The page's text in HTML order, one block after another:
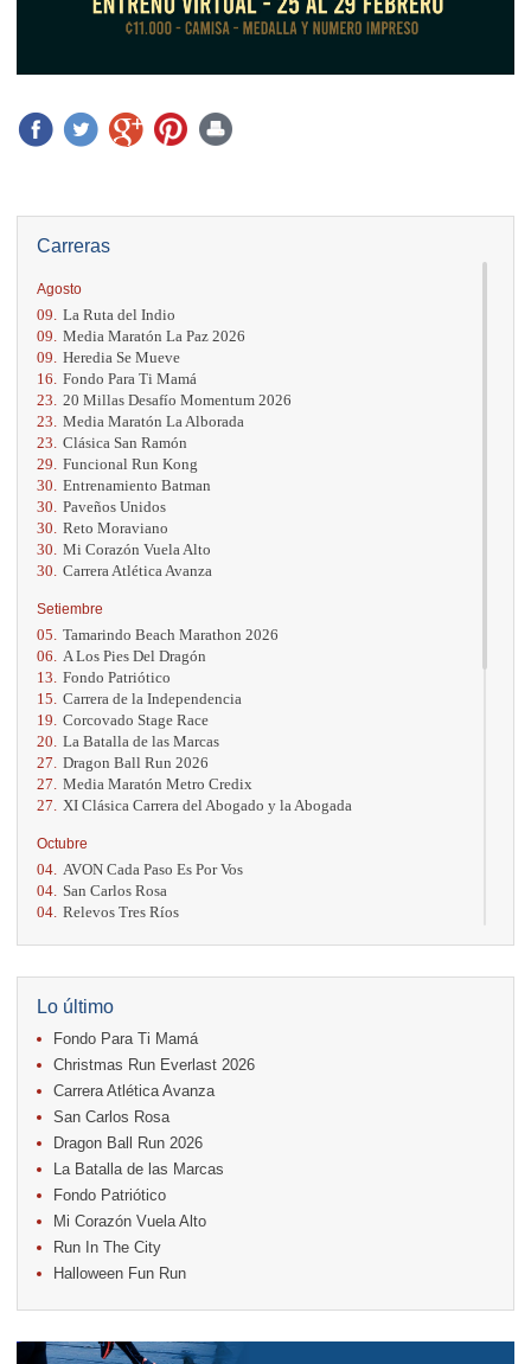
Carreras
Agosto
09. La Ruta del Indio
09. Media Maratón La Paz 2026
09. Heredia Se Mueve
16. Fondo Para Ti Mamá
23. 20 Millas Desafío Momentum 2026
23. Media Maratón La Alborada
23. Clásica San Ramón
29. Funcional Run Kong
30. Entrenamiento Batman
30. Paveños Unidos
30. Reto Moraviano
30. Mi Corazón Vuela Alto
30. Carrera Atlética Avanza
Setiembre
05. Tamarindo Beach Marathon 2026
06.
A Los Pies Del Dragón
13. Fondo Patriótico
15. Carrera de la Independencia
19. Corcovado Stage Race
20. La Batalla de las Marcas
27. Dragon Ball Run 2026
27. Media Maratón Metro Credix
27.
XI Clásica Carrera del Abogado y la Abogada
Octubre
04. AVON Cada Paso Es Por Vos
04. San Carlos Rosa
04. Relevos Tres Ríos
17. Caribe Paradise Run
18.
Casa Turire Trail Run
18. Warriors Run Circuit
18. Samsung Jacó Beach Half Marathon 2026
25. KRun by Under Armour
25. Run Alajuela
Noviembre
08. Lindora Run
15. Entre Pan y Rosas
Diciembre
06. Trail Vulcania 2026
12. Media Maratón Puntarenas 2026
Lo último
Fondo Para Ti Mamá
Christmas Run Everlast 2026
Carrera Atlética Avanza
San Carlos Rosa
Dragon Ball Run 2026
La Batalla de las Marcas
Fondo Patriótico
Mi Corazón Vuela Alto
Run In The City
Halloween Fun Run